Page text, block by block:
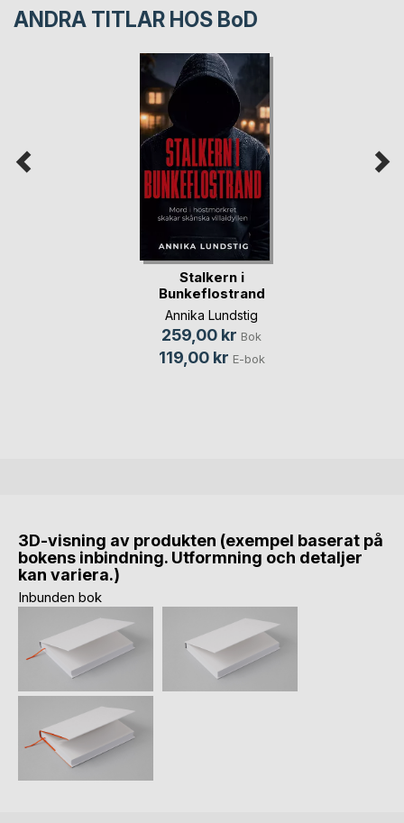
ANDRA TITLAR HOS BoD
Stalkern i
Bunkeflostrand
Annika Lundstig
259,00 kr Bok
119,00 kr E-bok
3D-visning av produkten (exempel baserat på
bokens inbindning. Utformning och detaljer
kan variera.)
Inbunden bok